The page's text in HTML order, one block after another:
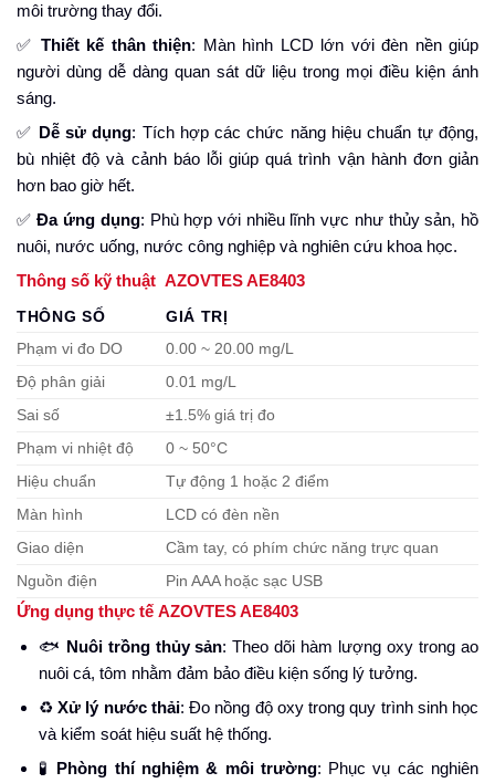
môi trường thay đổi.
✅ Thiết kế thân thiện: Màn hình LCD lớn với đèn nền giúp
người dùng dễ dàng quan sát dữ liệu trong mọi điều kiện ánh
sáng.
✅ Dễ sử dụng: Tích hợp các chức năng hiệu chuẩn tự động,
bù nhiệt độ và cảnh báo lỗi giúp quá trình vận hành đơn giản
hơn bao giờ hết.
✅Đa ứng dụng: Phù hợp với nhiều lĩnh vực như thủy sản, hồ
nuôi, nước uống, nước công nghiệp và nghiên cứu khoa học.
Thông số kỹ thuật AZOVTES AE8403
THÔNG SỐ
GIÁ TRỊ
Phạm vi đo DO
0.00 ~ 20.00 mg/L
Độ phân giải
0.01 mg/L
Sai số
±1.5% giá trị đo
Phạm vi nhiệt độ
0 ~ 50°C
Hiệu chuẩn
Tự động 1 hoặc 2 điểm
Màn hình
LCD có đèn nền
Giao diện
Cầm tay, có phím chức năng trực quan
Nguồn điện
Pin AAA hoặc sạc USB
Ứng dụng thực tế AZOVTES AE8403
🐟 Nuôi trồng thủy sản: Theo dõi hàm lượng oxy trong ao
nuôi cá, tôm nhằm đảm bảo điều kiện sống lý tưởng.
♻️Xử lý nước thải: Đo nồng độ oxy trong quy trình sinh học
và kiểm soát hiệu suất hệ thống.
🧪 Phòng thí nghiệm & môi trường: Phục vụ các nghiên